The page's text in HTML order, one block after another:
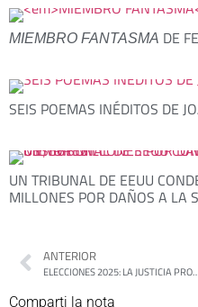
MIEMBRO FANTASMA DE
SEIS POEMAS INÉDITOS DE
UN TRIBUNAL DE EEUU
MILLONES POR DAÑOS A LA
ANTERIOR
ELECCIONES 2025: LA JUSTICIA PROHIBIÓ AL
Comparti la nota